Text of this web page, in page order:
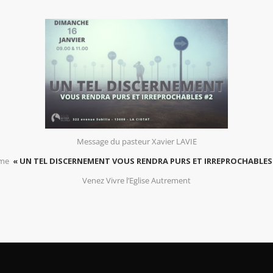
Message du pasteur Xavier LAVIE
« UN TEL DISCERNEMENT VOUS RENDRA PURS ET
Venez Vivre l’Eglise Autrement